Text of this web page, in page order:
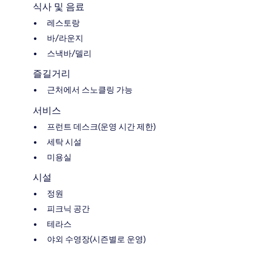
식사 및 음료
레스토랑
바/라운지
스낵바/델리
즐길거리
근처에서 스노클링 가능
서비스
프런트 데스크(운영 시간 제한)
세탁 시설
미용실
시설
정원
피크닉 공간
테라스
야외 수영장(시즌별로 운영)